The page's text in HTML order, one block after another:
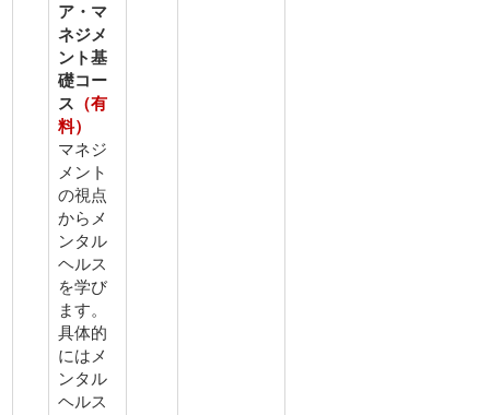
ア・マ
ネジメ
ント基
礎コー
ス （有
料）
マネジ
メント
の視点
からメ
ンタル
ヘルス
を学び
ます。
具体的
にはメ
ンタル
ヘルス